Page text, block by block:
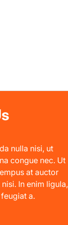
nulla nisi, ut
congue nec. Ut
at auctor
In enim ligula,
a.